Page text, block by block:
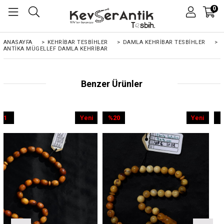
0
ANASAYFA > KEHRIBAR TESBIHLER > DAMLA KEHRİBAR TESBİHLER
>
ANTIKA MÜGELLEF DAMLA KEHRIBAR
Benzer Ürünler
%20
%20İndirim
%9
%9İndirim